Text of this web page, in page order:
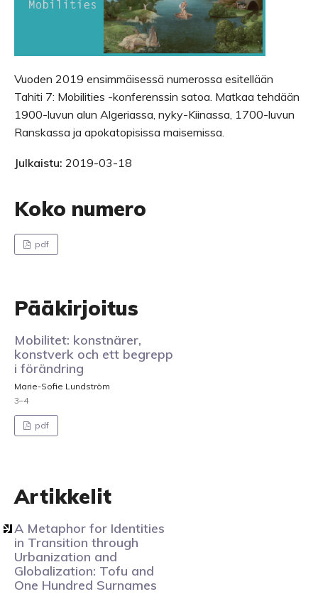
Vuoden 2019 ensimmäisessä numerossa esitellään
Tahiti 7: Mobilities -konferenssin satoa. Matkaa tehdään
1900-luvun alun Algeriassa, nyky-Kiinassa, 1700-luvun
Ranskassa ja apokatopisissa maisemissa.
Julkaistu: 2019-03-18
Koko numero
pdf
Pääkirjoitus
Mobilitet: konstnärer,
konstverk och ett begrepp
i förändring
Marie-Sofie Lundström
3–4
pdf
Artikkelit
A Metaphor for Identities
in Transition through
Urbanization and
Globalization: Tofu and
One Hundred Surnames